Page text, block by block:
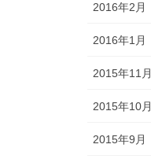
2016年2月
2016年1月
2015年11月
2015年10月
2015年9月